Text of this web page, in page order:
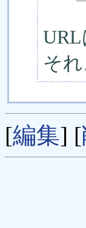
そ
[編集] [